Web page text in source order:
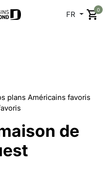
FR
0
plans Américains favoris
de